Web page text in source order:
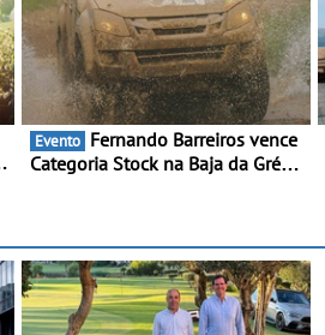
Evento
Categoria Stock na Baja da Grécia